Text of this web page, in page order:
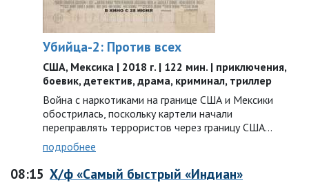
Убийца-2: Против всех
США, Мексика | 2018 г. | 122 мин. | приключения,
боевик, детектив, драма, криминал, триллер
Война с наркотиками на границе США и Мексики
обострилась, поскольку картели начали
переправлять террористов через границу США…
подробнее
08:15 Х/ф «Самый быстрый «Индиан»